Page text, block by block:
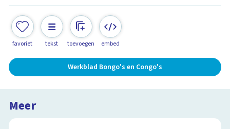
favoriet tekst toevoegen embed
Werkblad Bongo's en Congo's
Meer